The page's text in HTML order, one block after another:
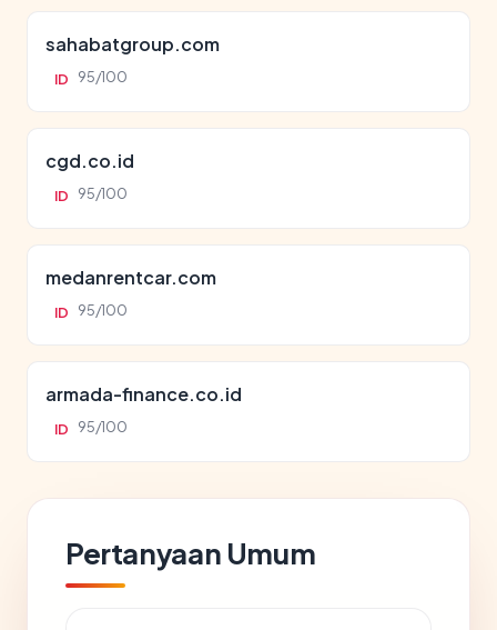
sahabatgroup.com
ID 95/100
cgd.co.id
ID 95/100
medanrentcar.com
ID 95/100
armada-finance.co.id
ID 95/100
Pertanyaan Umum